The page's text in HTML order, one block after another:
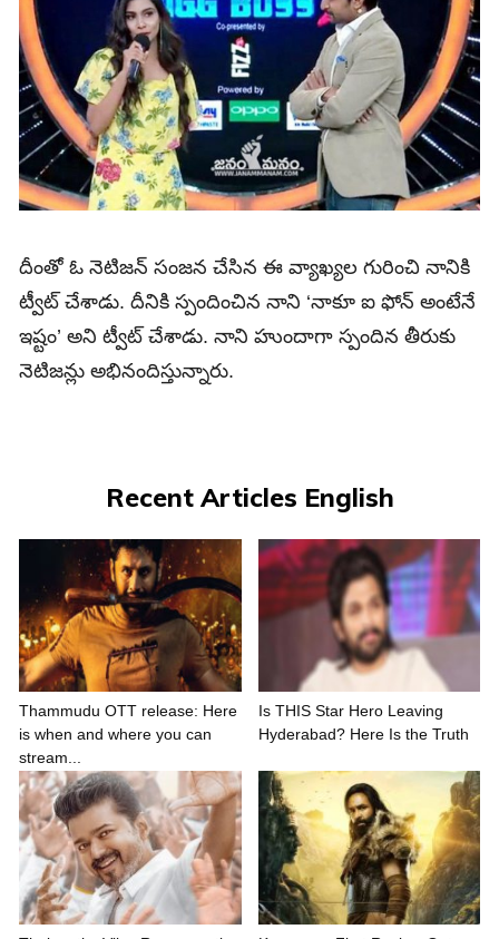
దీంతో ఓ నెటిజన్‌ సంజన చేసిన ఈ వ్యాఖ్యల గురించి నానికి
ట్వీట్‌ చేశాడు. దీనికి స్పందించిన నాని ‘నాకూ ఐ ఫోన్‌ అంటేనే
ఇష్టం’ అని ట్వీట్‌ చేశాడు. నాని హుందాగా స్పందిన తీరుకు
నెటిజన్లు అభినందిస్తున్నారు.
Recent Articles English
Thammudu OTT release: Here
is when and where you can
stream...
Is THIS Star Hero Leaving
Hyderabad? Here Is the Truth